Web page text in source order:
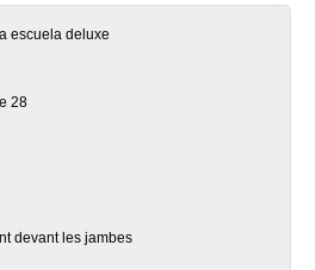
escuela deluxe
28
devant les jambes